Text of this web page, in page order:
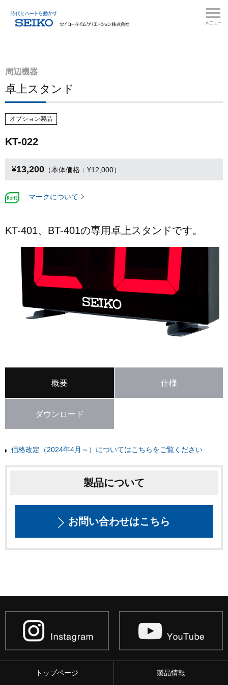
周辺機器
卓上スタンド
オプション製品
KT-022
¥13,200 （本体価格：¥12,000）
マークについて
KT-401、BT-401の専用卓上スタンドです。
概要 仕様
ダウンロード
価格改定（2024年4月～）についてはこちらをご覧ください
製品について
お問い合わせはこちら
トップページ 製品情報